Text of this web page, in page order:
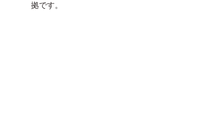
拠です。